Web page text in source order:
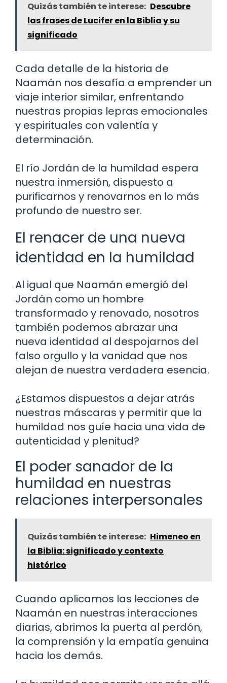
Quizás también te interese: Descubre
las frases de Lucifer en la Biblia y su
significado
Cada detalle de la historia de
Naamán nos desafía a emprender un
viaje interior similar, enfrentando
nuestras propias lepras emocionales
y espirituales con valentía y
determinación.
El río Jordán de la humildad espera
nuestra inmersión, dispuesto a
purificarnos y renovarnos en lo más
profundo de nuestro ser.
El renacer de una nueva
identidad en la humildad
Al igual que Naamán emergió del
Jordán como un hombre
transformado y renovado, nosotros
también podemos abrazar una
nueva identidad al despojarnos del
falso orgullo y la vanidad que nos
alejan de nuestra verdadera esencia.
¿Estamos dispuestos a dejar atrás
nuestras máscaras y permitir que la
humildad nos guíe hacia una vida de
autenticidad y plenitud?
El poder sanador de la
humildad en nuestras
relaciones interpersonales
Quizás también te interese: Himeneo en
la Biblia: significado y contexto
histórico
Cuando aplicamos las lecciones de
Naamán en nuestras interacciones
diarias, abrimos la puerta al perdón,
la comprensión y la empatía genuina
hacia los demás.